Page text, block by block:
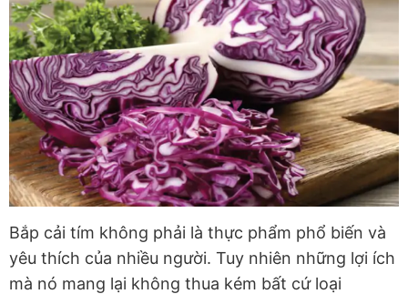
Bắp cải tím không phải là thực phẩm phổ biến và
yêu thích của nhiều người. Tuy nhiên những lợi ích
mà nó mang lại không thua kém bất cứ loại